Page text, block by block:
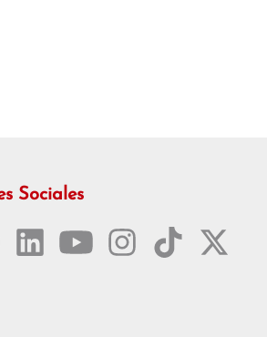
Sociales